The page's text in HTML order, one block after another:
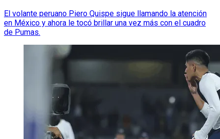
El volante peruano Piero Quispe sigue llamando la atención
en México y ahora le tocó brillar una vez más con el cuadro
de Pumas.